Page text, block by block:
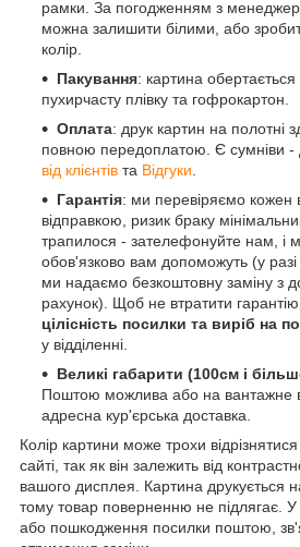
рамки. За погодженням з
можна залишити білими, або
колір.
Пакування: картина
пухирчасту плівку та гофрокартон.
Оплата: друк картин на полотні
повною передоплатою. Є сумніви -
від клієнтів та Відгуки.
Гарантія: ми перевіряємо кожен
відправкою, ризик браку
трапилося - зателефонуйте нам, і
обов'язково вам допоможуть (у
ми надаємо безкоштовну заміну з
рахунок). Щоб не втратити гарантію
цілісність посилки та виріб на
у відділенні.
Великі габарити (100см і
Поштою можлива або на вантажне
адресна кур'єрська доставка.
Колір картини може трохи
сайті, так як він залежить від
вашого дисплея. Картина друкується
тому товар поверненню не підлягає. У
або пошкодження посилки поштою,